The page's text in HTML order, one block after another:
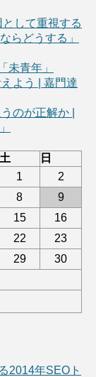
して重視する
らどうする」
未青年」
よう | 嘉門達
のが正解か |
土 日
1
2
8
9
15
16
22
23
29
30
2014年SEOト